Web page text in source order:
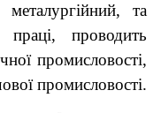
та
проводить
промисловості,
промисловості.